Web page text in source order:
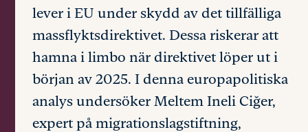
lever i EU under skydd av det tillfälliga
massflyktsdirektivet. Dessa riskerar att
hamna i limbo när direktivet löper ut i
början av 2025. I denna europapolitiska
analys undersöker Meltem Ineli Ciğer,
expert på migrationslagstiftning,